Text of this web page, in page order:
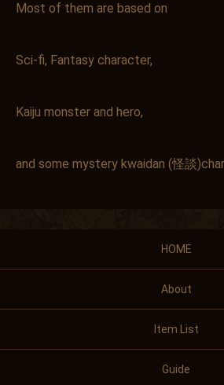
Most of them are based on
Sci-fi, Fantasy character,
Kaiju monster and hero,
and some mystery kwaidan (怪談
HOME
About
Item List
Guide